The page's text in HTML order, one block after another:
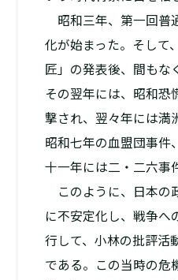
昭和三年、第一回普
化が始まった。そして
匠」の発表後、間もな
その翌年には、昭和恐
撃され、翌々年には満
昭和七年の血盟団事件
十一年には二・二六事
このように、日本の
に不安定化し、戦争へ
行して、小林の批評活
である。この当時の危